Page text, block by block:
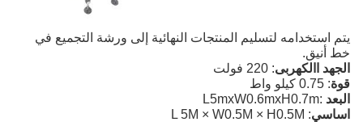
يتم استخدامه لتسليم المنتجات النهائية إلى ورشة التجميع في
خط أنيق.
الجهد االكهربى : 220 فولت
قوة: 0.75 كيلو واط
البعد:
L5mxW0.6mxH0.7m
اساسي : L 5M × W0.5M × H0.5M